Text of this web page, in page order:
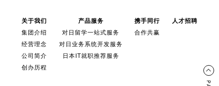
关于我们
集团介绍
经营理念
公司简介
创办历程
产品服务
对日留学一站式服务
对日业务系统开发服务
日本IT就职推荐服务
携手同行
合作共赢
人才招聘